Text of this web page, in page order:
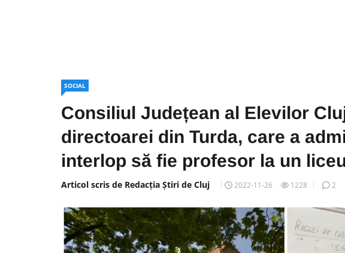
SOCIAL
Consiliul Județean al Elevilor
directoarei din Turda, care a
interlop să fie profesor la un
Articol scris de Redacția Știri de Cluj 2022-11-26 1228 2